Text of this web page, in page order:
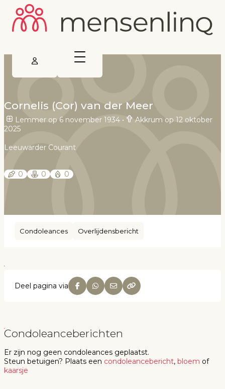
Cornelis (Cor) van der Meer
Lemmer op 6 november 1934 •
Akkrum op 12 oktober
2025
Leeuwarder Courant
0 0 0
Condoleances Overlijdensbericht
Deel pagina via
Condoleanceberichten
Er zijn nog geen condoleances geplaatst.
Steun betuigen? Plaats een condoleancebericht, bloem of
kaarsje